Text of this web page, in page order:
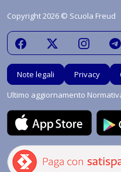
Copyright 2026 © Scuola Freud
Note legali Privacy
Ultimo aggiornamento